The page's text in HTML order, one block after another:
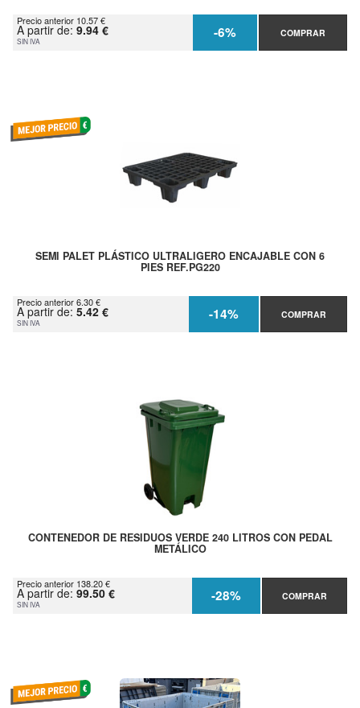
Precio anterior 10.57 €
A partir de: 9.94 €
SIN IVA -6% COMPRAR
SEMI PALET PLÁSTICO ULTRALIGERO ENCAJABLE CON 6
PIES REF.PG220
Precio anterior 6.30 €
A partir de: 5.42 €
SIN IVA -14% COMPRAR
CONTENEDOR DE RESIDUOS VERDE 240 LITROS CON PEDAL
METÁLICO
Precio anterior 138.20 €
A partir de: 99.50 €
SIN IVA -28% COMPRAR